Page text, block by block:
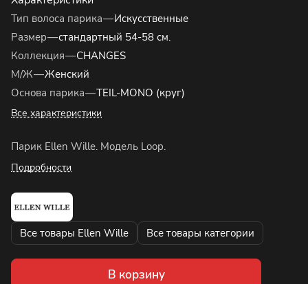
Тип волоса парика—Искусственные
Размер—стандартный 54-58 см.
Коллекция—CHANGES
М/Ж—Женский
Основа парика—TEIL-MONO (круг)
Все характеристики
Парик Ellen Wille. Модель Loop.
Подробности
Все товары Ellen Wille Все товары категории
В корзину